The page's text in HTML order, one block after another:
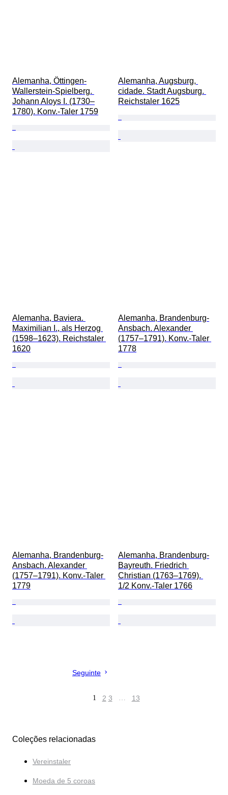
Alemanha, Öttingen-
Wallerstein-Spielberg.
Johann Aloys I. (1730–
1780). Konv.-Taler 1759
Alemanha, Augsburg,
cidade. Stadt Augsburg.
Reichstaler 1625
Alemanha, Baviera.
Maximilian I., als Herzog
(1598–1623). Reichstaler
1620
Alemanha, Brandenburg-
Ansbach. Alexander
(1757–1791). Konv.-Taler
1778
Alemanha, Brandenburg-
Ansbach. Alexander
(1757–1791). Konv.-Taler
1779
Alemanha, Brandenburg-
Bayreuth. Friedrich
Christian (1763–1769).
1/2 Konv.-Taler 1766
Seguinte
1 2 3 … 13
Coleções relacionadas
Vereinstaler
Moeda de 5 coroas